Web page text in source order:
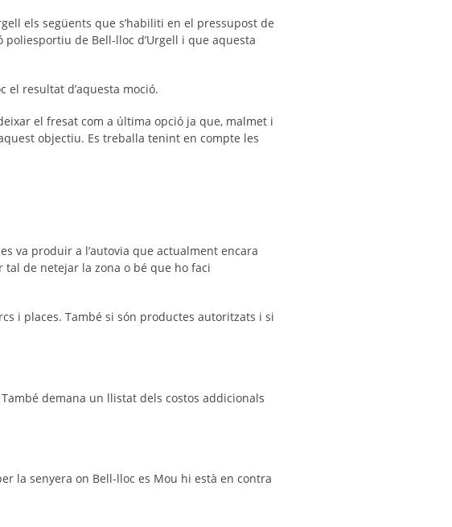
els següents que s’habiliti en el pressupost de
de Bell-lloc d’Urgell i que aquesta
el resultat d’aquesta moció.
el fresat com a última opció ja que, malmet i
objectiu. Es treballa tenint en compte les
va produir a l’autovia que actualment encara
tal de netejar la zona o bé que ho faci
i places. També si són productes autoritzats i si
demana un llistat dels costos addicionals
la senyera on Bell-lloc es Mou hi està en contra